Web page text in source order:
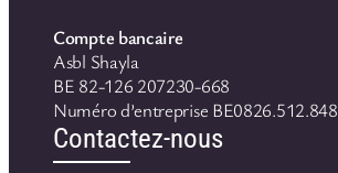
Compte bancaire
Asbl Shayla
BE 82-126 207230-668
Numéro d’entreprise BE0826.512.848
Contactez-nous